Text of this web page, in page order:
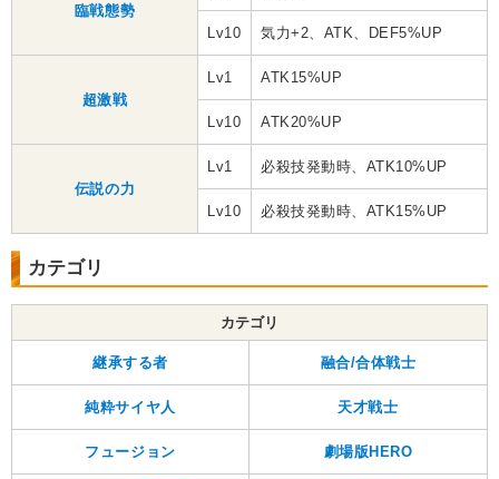
臨戦態勢
Lv10 気力+2、ATK、DEF5%UP
超激戦
Lv1 ATK15%UP
Lv10 ATK20%UP
伝説の力
Lv1 必殺技発動時、ATK10%UP
Lv10 必殺技発動時、ATK15%UP
カテゴリ
カテゴリ
継承する者 融合/合体戦士
純粋サイヤ人 天才戦士
フュージョン 劇場版HERO